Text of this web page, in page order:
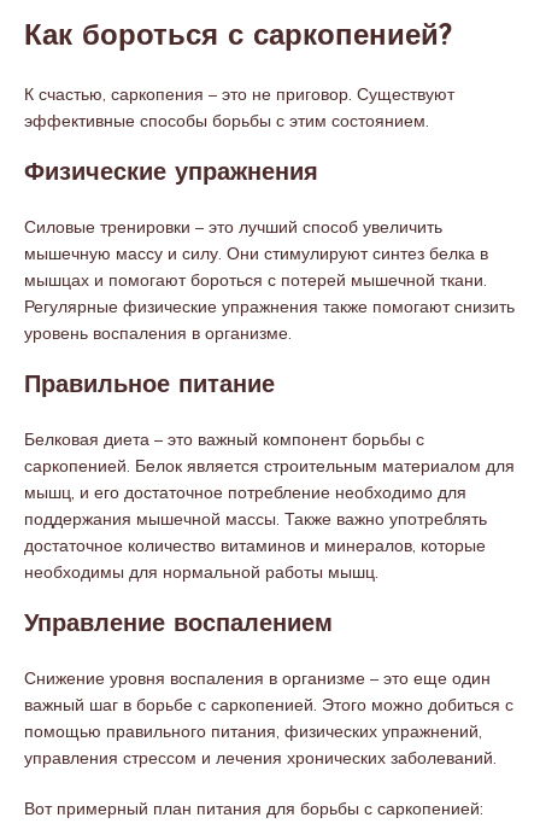
Как бороться с саркопенией?
К счастью, саркопения – это не приговор. Существуют
эффективные способы борьбы с этим состоянием.
Физические упражнения
Силовые тренировки – это лучший способ увеличить
мышечную массу и силу. Они стимулируют синтез белка в
мышцах и помогают бороться с потерей мышечной ткани.
Регулярные физические упражнения также помогают снизить
уровень воспаления в организме.
Правильное питание
Белковая диета – это важный компонент борьбы с
саркопенией. Белок является строительным материалом для
мышц, и его достаточное потребление необходимо для
поддержания мышечной массы. Также важно употреблять
достаточное количество витаминов и минералов, которые
необходимы для нормальной работы мышц.
Управление воспалением
Снижение уровня воспаления в организме – это еще один
важный шаг в борьбе с саркопенией. Этого можно добиться с
помощью правильного питания, физических упражнений,
управления стрессом и лечения хронических заболеваний.
Вот примерный план питания для борьбы с саркопенией: